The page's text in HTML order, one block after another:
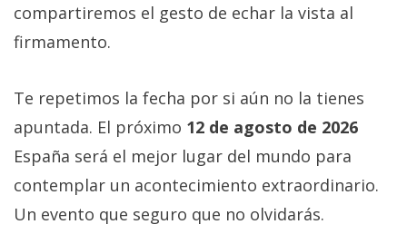
compartiremos el gesto de echar la vista al
firmamento.
Te repetimos la fecha por si aún no la tienes
apuntada. El próximo 12 de agosto de 2026
España será el mejor lugar del mundo para
contemplar un acontecimiento extraordinario.
Un evento que seguro que no olvidarás.